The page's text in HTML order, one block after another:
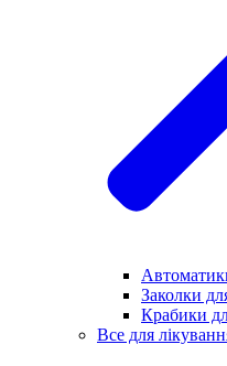
Заколки
Крабики
Все для